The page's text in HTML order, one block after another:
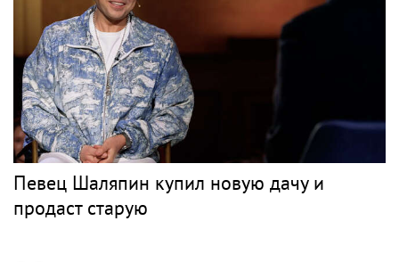
Певец Шаляпин купил новую дачу и
продаст старую